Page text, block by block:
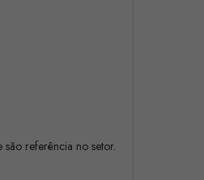
referência no setor.